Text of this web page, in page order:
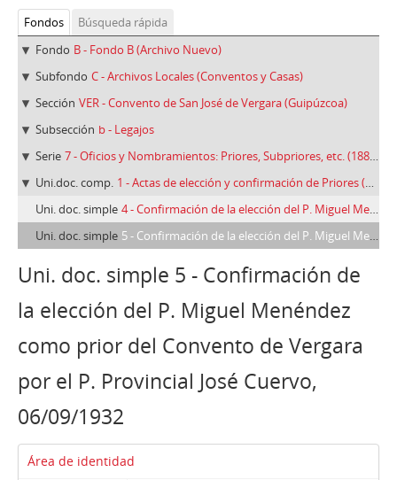
Fondos
Búsqueda rápida
Fondo B - Fondo B (Archivo Nuevo)
Subfondo C - Archivos Locales (Conventos y Casas)
Sección VER - Convento de San José de Vergara (Guipúzcoa)
Subsección b - Legajos
Serie 7 - Oficios y Nombramientos: Priores, Subpriores, etc. (1886-1960)
Uni.doc. comp. 1 - Actas de elección y confirmación de Priores (1890-1960)
Uni. doc. simple 4 - Confirmación de la elección del P. Miguel Menéndez como prior del Convento de Vergara por el P. Provincial José Cuervo, 13/07/1929
Uni. doc. simple 5 - Confirmación de la elección del P. Miguel Menéndez como prior del Convento de Vergara por el P. Provincial José Cuervo, 06/09/1932
Uni. doc. simple 5 - Confirmación de
la elección del P. Miguel Menéndez
como prior del Convento de Vergara
por el P. Provincial José Cuervo,
06/09/1932
Área de identidad